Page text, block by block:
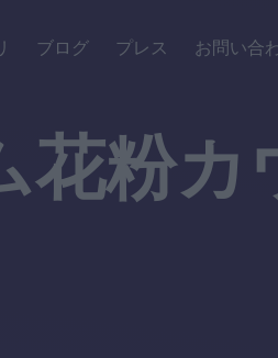
ブログ プレス お問い合
花粉カ